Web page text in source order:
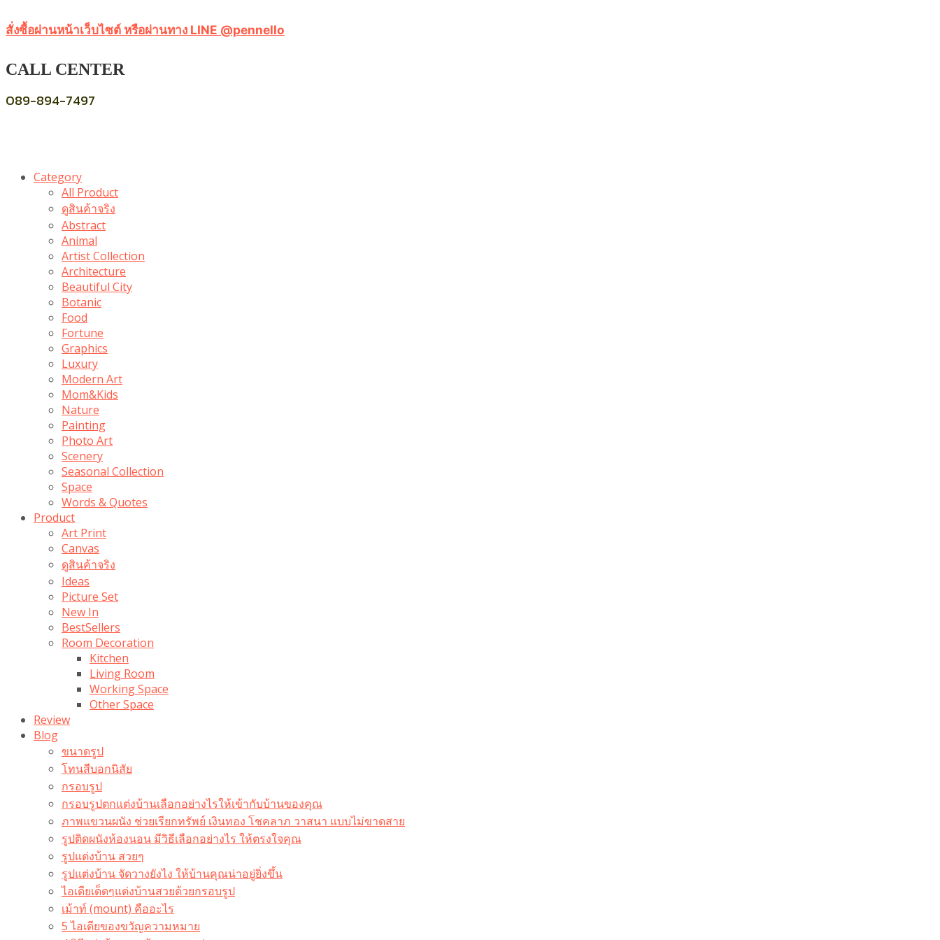
สั่งซื้อผ่านหน้าเว็บไซต์ หรือผ่านทาง LINE @pennello
CALL CENTER
089-894-7497
Category
All Product
ดูสินค้าจริง
Abstract
Animal
Artist Collection
Architecture
Beautiful City
Botanic
Food
Fortune
Graphics
Luxury
Modern Art
Mom&Kids
Nature
Painting
Photo Art
Scenery
Seasonal Collection
Space
Words & Quotes
Product
Art Print
Canvas
ดูสินค้าจริง
Ideas
Picture Set
New In
BestSellers
Room Decoration
Kitchen
Living Room
Working Space
Other Space
Review
Blog
ขนาดรูป
โทนสีบอกนิสัย
กรอบรูป
กรอบรูปตกแต่งบ้านเลือกอย่างไรให้เข้ากับบ้านของคุณ
ภาพแขวนผนัง ช่วยเรียกทรัพย์ เงินทอง โชคลาภ วาสนา แบบไม่ขาดสาย
รูปติดผนังห้องนอน มีวิธีเลือกอย่างไร ให้ตรงใจคุณ
รูปแต่งบ้าน สวยๆ
รูปแต่งบ้าน จัดวางยังไง ให้บ้านคุณน่าอยู่ยิ่งขึ้น
ไอเดียเด็ดๆแต่งบ้านสวยด้วยกรอบรูป
เม้าท์ (mount) คืออะไร​
5 ไอเดียของขวัญความหมาย